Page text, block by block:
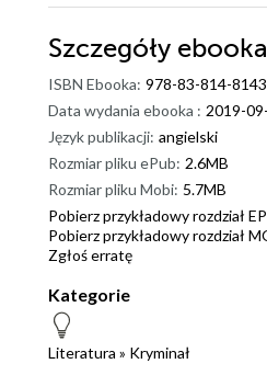
Szczegóły ebooka
ISBN Ebooka: 978-83-814-
Data wydania ebooka : 2019-
Język publikacji: angielski
Rozmiar pliku ePub: 2.6MB
Rozmiar pliku Mobi: 5.7MB
Pobierz przykładowy rozdział
Pobierz przykładowy rozdział
Zgłoś erratę
Kategorie
Literatura » Kryminał